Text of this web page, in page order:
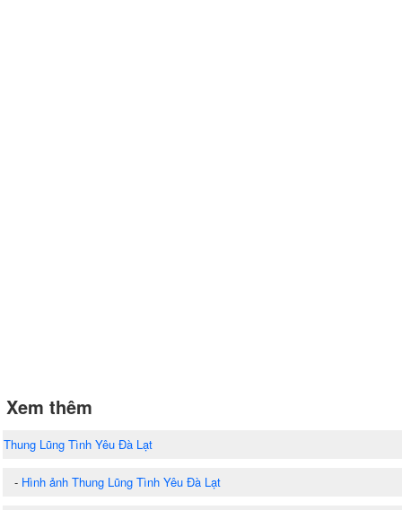
Xem thêm
Thung Lũng Tình Yêu Đà Lạt
- Hình ảnh Thung Lũng Tình Yêu Đà Lạt